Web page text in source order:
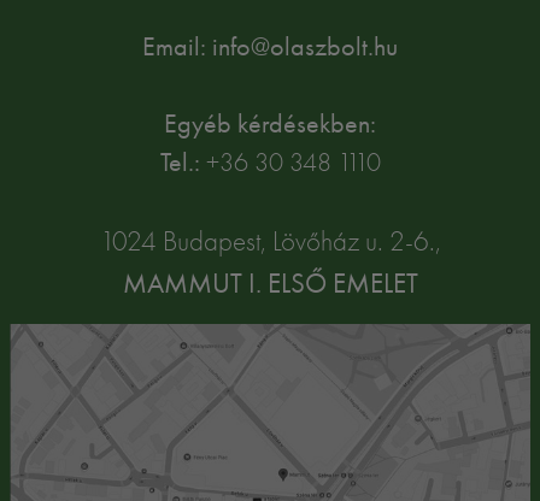
Email: info@olaszbolt.hu
Egyéb kérdésekben:
Tel.: +36 30 348 1110
1024 Budapest, Lövőház u. 2-6.,
MAMMUT I. ELSŐ EMELET